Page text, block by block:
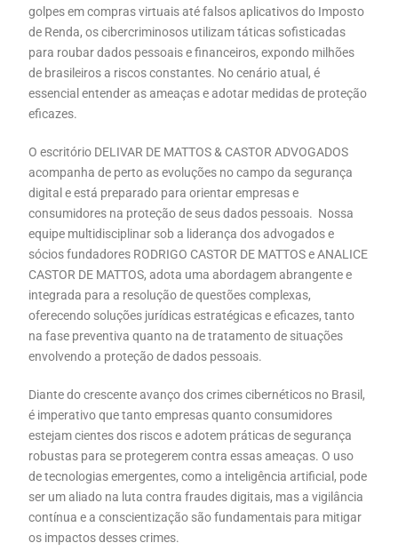
golpes em compras virtuais até falsos aplicativos do Imposto
de Renda, os cibercriminosos utilizam táticas sofisticadas
para roubar dados pessoais e financeiros, expondo milhões
de brasileiros a riscos constantes. No cenário atual, é
essencial entender as ameaças e adotar medidas de proteção
eficazes.
O escritório DELIVAR DE MATTOS & CASTOR ADVOGADOS
acompanha de perto as evoluções no campo da segurança
digital e está preparado para orientar empresas e
consumidores na proteção de seus dados pessoais. Nossa
equipe multidisciplinar sob a liderança dos advogados e
sócios fundadores RODRIGO CASTOR DE MATTOS e ANALICE
CASTOR DE MATTOS, adota uma abordagem abrangente e
integrada para a resolução de questões complexas,
oferecendo soluções jurídicas estratégicas e eficazes, tanto
na fase preventiva quanto na de tratamento de situações
envolvendo a proteção de dados pessoais.
Diante do crescente avanço dos crimes cibernéticos no Brasil,
é imperativo que tanto empresas quanto consumidores
estejam cientes dos riscos e adotem práticas de segurança
robustas para se protegerem contra essas ameaças. O uso
de tecnologias emergentes, como a inteligência artificial, pode
ser um aliado na luta contra fraudes digitais, mas a vigilância
contínua e a conscientização são fundamentais para mitigar
os impactos desses crimes.